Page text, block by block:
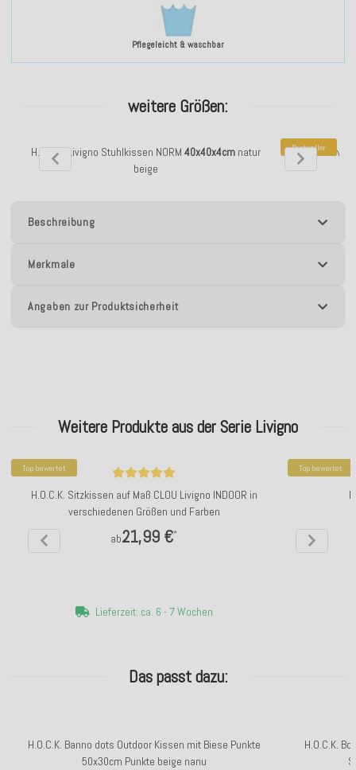
Pflegeleicht & waschbar
weitere Größen:
H.O.C.K. Livigno Stuhlkissen NORM 40x40x4cm natur
beige
Bestseller
H.O.C.K.
Beschreibung
Merkmale
Angaben zur Produktsicherheit
Weitere Produkte aus der Serie Livigno
Top bewertet
H.O.C.K. Sitzkissen auf Maß CLOU Livigno INDOOR in
verschiedenen Größen und Farben
ab21,99 €*
Lieferzeit: ca. 6 - 7 Wochen
Top bewertet
Das passt dazu:
H.O.C.K. Banno dots Outdoor Kissen mit Biese Punkte
50x30cm Punkte beige nanu
H.O.C.K.